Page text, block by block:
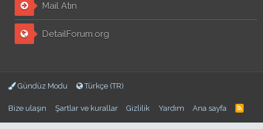
Mail Atın
DetailForum.org
Gündüz Modu Türkçe (TR)
Bize ulaşın Şartlar ve kurallar Gizlilik Yardım Ana sayfa